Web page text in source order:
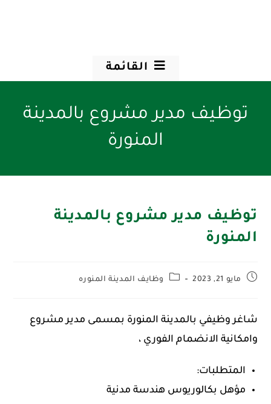
القائمة
توظيف مدير مشروع بالمدينة
المنورة
توظيف مدير مشروع بالمدينة
المنورة
مايو 21, 2023 وظايف المدينة المنوره
شاغر وظيفي بالمدينة المنورة بمسمى مدير مشروع
وامكانية الانضمام الفوري ،
المتطلبات:
مؤهل بكالوريوس هندسة مدنية